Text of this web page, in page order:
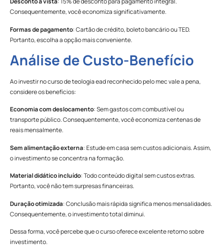
Consequentemente, você economiza significativamente.
Formas de pagamento: Cartão de crédito, boleto bancário ou TED.
Portanto, escolha a opção mais conveniente.
Análise de Custo-Benefício
Ao investir no curso de teologia ead reconhecido pelo mec vale a pena,
considere os benefícios:
Economia com deslocamento: Sem gastos com combustível ou
transporte público. Consequentemente, você economiza centenas de
reais mensalmente.
Sem alimentação externa: Estude em casa sem custos adicionais. Assim,
o investimento se concentra na formação.
Material didático incluído: Todo conteúdo digital sem custos extras.
Portanto, você não tem surpresas financeiras.
Duração otimizada: Conclusão mais rápida significa menos mensalidades.
Consequentemente, o investimento total diminui.
Dessa forma, você percebe que o curso oferece excelente retorno sobre
investimento.